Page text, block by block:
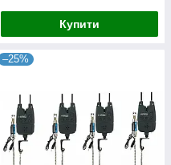
Купити
–25%